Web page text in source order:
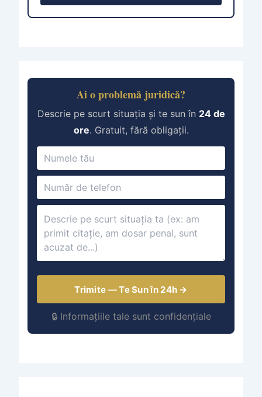
Ai o problemă juridică?
Descrie pe scurt situația și te sun în 24 de
ore. Gratuit, fără obligații.
Trimite — Te Sun în 24h →
🔒 Informațiile tale sunt confidențiale